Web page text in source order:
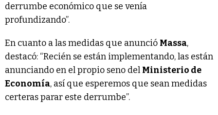
derrumbe económico que se venía
profundizando”.
En cuanto a las medidas que anunció Massa,
destacó: “Recién se están implementando, las están
anunciando en el propio seno del Ministerio de
Economía, así que esperemos que sean medidas
certeras parar este derrumbe”.